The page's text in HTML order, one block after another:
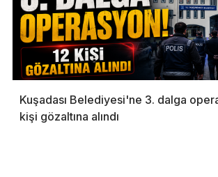
Kuşadası Belediyesi'ne 3. dalga
kişi gözaltına alındı